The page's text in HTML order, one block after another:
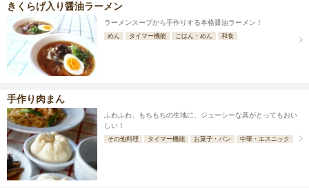
きくらげ入り醤油ラーメン
ラーメンスープから手作りする本格醤油ラーメン！
めん タイマー機能 ごはん・めん 和食
手作り肉まん
ふわふわ、もちもちの生地に、ジューシーな具がとってもおい
しい！
その他料理 タイマー機能 お菓子・パン 中華・エスニック